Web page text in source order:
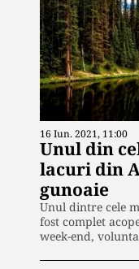
16 Iun. 2021, 11:00
Unul din
lacuri din
gunoaie
Unul dintre cele
fost complet
week-end,